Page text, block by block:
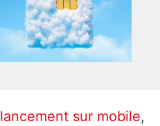
lancement sur mobile,